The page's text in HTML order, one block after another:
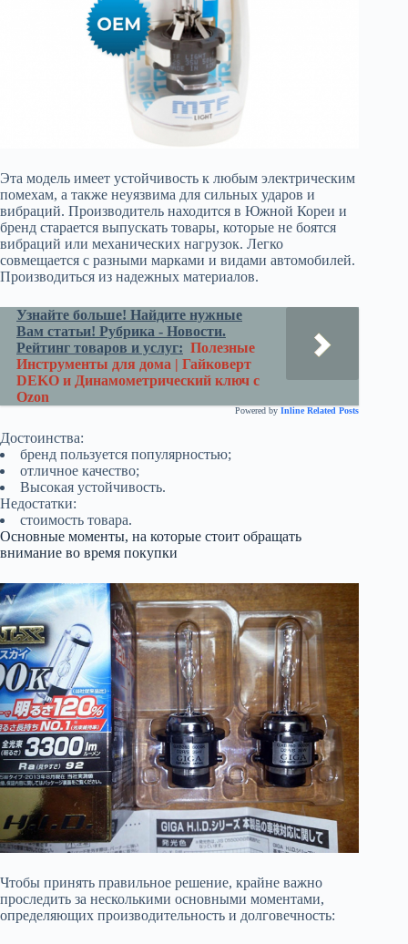
Эта модель имеет устойчивость к любым электрическим
помехам, а также неуязвима для сильных ударов и
вибраций. Производитель находится в Южной Кореи и
бренд старается выпускать товары, которые не боятся
вибраций или механических нагрузок. Легко
совмещается с разными марками и видами автомобилей.
Производиться из надежных материалов.
Узнайте больше! Найдите нужные
Вам статьи! Рубрика - Новости.
Рейтинг товаров и услуг: Полезные
Инструменты для дома | Гайковерт
DEKO и Динамометрический ключ с
Ozon
Powered by Inline Related Posts
Достоинства:
бренд пользуется популярностью;
отличное качество;
Высокая устойчивость.
Недостатки:
стоимость товара.
Основные моменты, на которые стоит обращать
внимание во время покупки
Чтобы принять правильное решение, крайне важно
проследить за несколькими основными моментами,
определяющих производительность и долговечность: